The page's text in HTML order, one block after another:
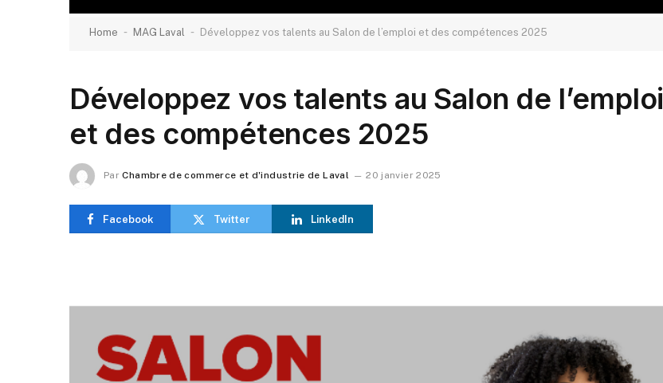
Home - MAG Laval - Développez vos talents au Salon de l’emploi et des compétences 2025
Développez vos talents au Salon de l’emploi
et des compétences 2025
Par Chambre de commerce et d'industrie de Laval 20 janvier 2025
Facebook Twitter LinkedIn